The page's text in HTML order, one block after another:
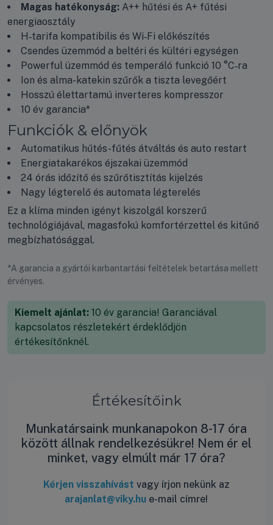
Értékesítőink
Munkatársaink munkanapokon 8-17 óra
között állnak rendelkezésükre! Nem ér el
minket, vagy elmúlt már 17 óra?
Kérjen visszahívást vagy írjon nekünk az
arajanlat@viky.hu e-mail címre!
Magas hatékonyság: A++ hűtési és A+ fűtési
energiaosztály
H‑tarifa kompatibilis és Wi‑Fi előkészítés
Csendes üzemmód a beltéri és kültéri egységen
Powerful üzemmód és temperáló funkció 10 °C‑ra
Ion és alma-katekin szűrők a tiszta levegőért
Hosszú élettartamú inverteres kompresszor
10 év garancia*
Funkciók & előnyök
Automatikus hűtés-fűtés átváltás és auto restart
Energiatakarékos éjszakai üzemmód
24 órás időzítő és szűrőtisztítás kijelzés
Nagy légterelő és automata légterelés
Ez a klíma minden igényt kiszolgál korszerű
technológiájával, magasfokú komfortérzettel és kitűnő
megbízhatósággal.
*A garancia a gyártói karbantartási feltételek betartása mellett
érvényes.
Kiemelt ajánlat: 10 év garancia! Garanciával
kapcsolatos részletekért érdeklődjön
értékesítőnknél.